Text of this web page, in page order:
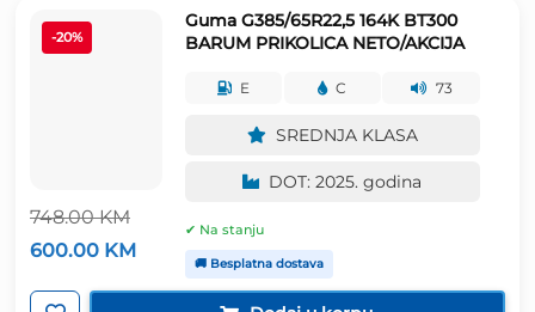
-20%
748.00KM
Izvorna
cijena
bila
600.00 KM Trenutna
cijena
je:
Guma G385/65R22,5 164K BT300
BARUM PRIKOLICA NETO/AKCIJA
E C 73
SREDNJA KLASA
DOT: 2025. godina
✔ Na stanju
🚚 Besplatna dostava